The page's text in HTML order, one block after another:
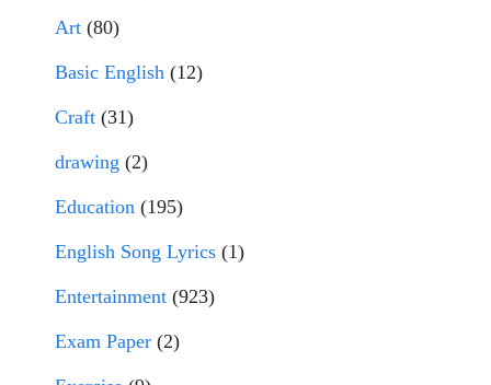
Art (80)
Basic English (12)
Craft (31)
drawing (2)
Education (195)
English Song Lyrics (1)
Entertainment (923)
Exam Paper (2)